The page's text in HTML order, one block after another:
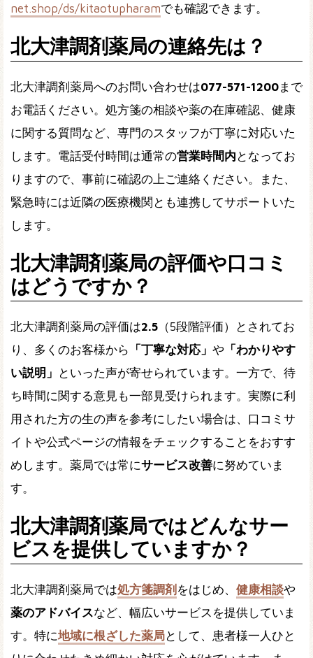
net.shop/ds/kitaotupharamでも確認できます。
北大津調剤薬局の連絡先は？
北大津調剤薬局へのお問い合わせは077-571-1200まで
お電話ください。処方箋の相談や薬の在庫確認、健康
に関する質問など、専門のスタッフが丁寧に対応いた
します。電話受付時間は通常の営業時間内 となってお
りますので、事前に確認の上ご連絡ください。また、
緊急時には近隣の医療機関とも連携してサポートいた
します。
北大津調剤薬局の評価や口コミ
はどうですか？
北大津調剤薬局の評価は2.5 （5段階評価）とされてお
り、多くのお客様から 「丁寧な対応」 や 「わかりやす
い説明」 といった声が寄せられています。一方で、待
ち時間に関する意見も一部見受けられます。実際に利
用された方の生の声を参考にしたい場合は、口コミサ
イトや公式ページの情報をチェックすることをおすす
めします。薬局では常にサービス改善に努めていま
す。
北大津調剤薬局ではどんなサー
ビスを提供していますか？
北大津調剤薬局では処方箋調剤 をはじめ、 健康相談や
薬のアドバイスなど、幅広いサービスを提供していま
す。特に地域に根ざした薬局として、患者様一人ひと